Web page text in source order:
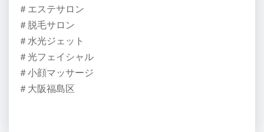
＃エステサロン
＃脱毛サロン
＃水光ジェット
＃光フェイシャル
＃小顔マッサージ
＃大阪福島区